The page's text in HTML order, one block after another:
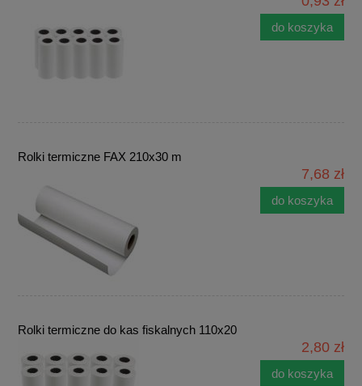
do koszyka
Rolki termiczne FAX 210x30 m
7,68 zł
do koszyka
Rolki termiczne do kas fiskalnych 110x20
2,80 zł
do koszyka